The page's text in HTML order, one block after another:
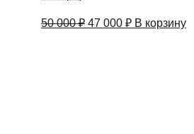
50 000₽ Первоначальная
47 000 ₽Текущая
В корзину